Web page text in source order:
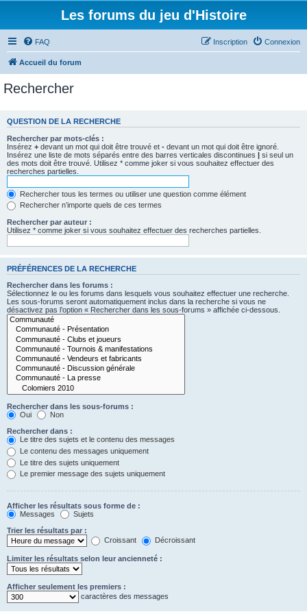
Les forums du jeu d'Histoire
FAQ Connexion
Inscription
Accueil du forum
Rechercher
QUESTION DE LA RECHERCHE
Rechercher par mots-clés :
Insérez + devant un mot qui doit être trouvé et - devant un mot qui doit être ignoré.
Insérez une liste de mots séparés entre des barres verticales discontinues | si seul un
des mots doit être trouvé. Utilisez * comme joker si vous souhaitez effectuer des
recherches partielles.
Rechercher tous les termes ou utiliser une question comme élément
Rechercher n’importe quels de ces termes
Rechercher par auteur :
Utilisez * comme joker si vous souhaitez effectuer des recherches partielles.
PRÉFÉRENCES DE LA RECHERCHE
Rechercher dans les forums :
Sélectionnez le ou les forums dans lesquels vous souhaitez effectuer une recherche.
Les sous-forums seront automatiquement inclus dans la recherche si vous ne
désactivez pas l’option « Rechercher dans les sous-forums » affichée ci-dessous.
Rechercher dans les sous-forums :
Oui
Non
Rechercher dans :
Le titre des sujets et le contenu des messages
Le contenu des messages uniquement
Le titre des sujets uniquement
Le premier message des sujets uniquement
Afficher les résultats sous forme de :
Messages
Sujets
Trier les résultats par :
Croissant
Décroissant
Limiter les résultats selon leur ancienneté :
Afficher seulement les premiers :
caractères des messages